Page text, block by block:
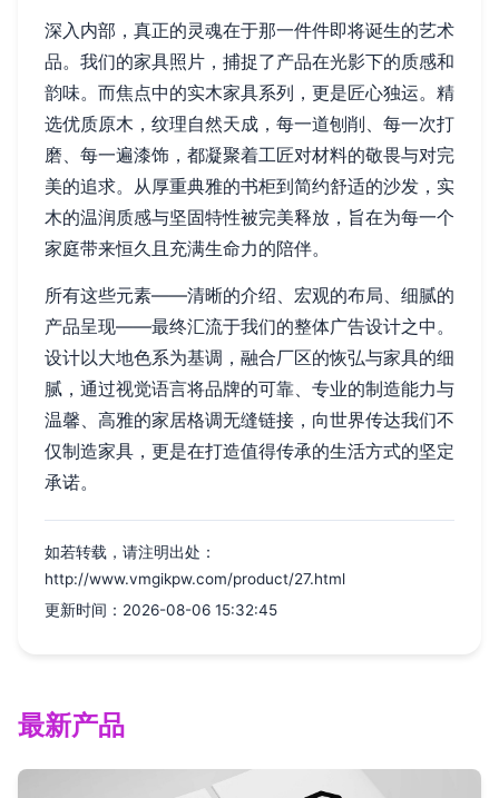
深入内部，真正的灵魂在于那一件件即将诞生的艺术
品。我们的家具照片，捕捉了产品在光影下的质感和
韵味。而焦点中的实木家具系列，更是匠心独运。精
选优质原木，纹理自然天成，每一道刨削、每一次打
磨、每一遍漆饰，都凝聚着工匠对材料的敬畏与对完
美的追求。从厚重典雅的书柜到简约舒适的沙发，实
木的温润质感与坚固特性被完美释放，旨在为每一个
家庭带来恒久且充满生命力的陪伴。
所有这些元素——清晰的介绍、宏观的布局、细腻的
产品呈现——最终汇流于我们的整体广告设计之中。
设计以大地色系为基调，融合厂区的恢弘与家具的细
腻，通过视觉语言将品牌的可靠、专业的制造能力与
温馨、高雅的家居格调无缝链接，向世界传达我们不
仅制造家具，更是在打造值得传承的生活方式的坚定
承诺。
如若转载，请注明出处：
http://www.vmgikpw.com/product/27.html
更新时间：2026-08-06 15:32:45
最新产品